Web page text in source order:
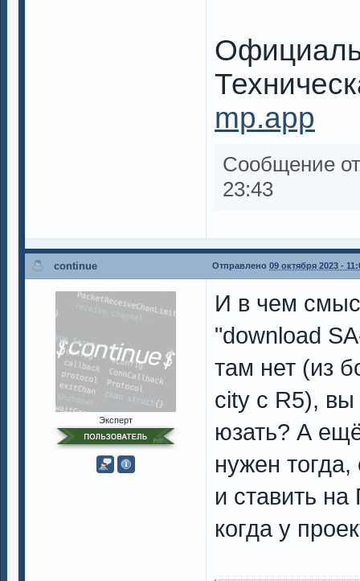
mp.app
Сообщение
23:43
continue Отправлено 09 октября 2023 -
Эксперт
И в чем
"download
там нет (из
city с R5), вы
юзать? А
нужен тогда,
и ставить
когда у